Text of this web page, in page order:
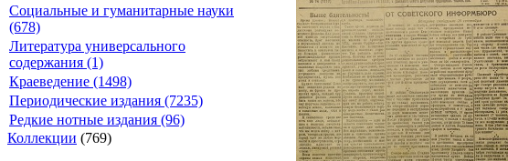
Социальные и гуманитарные науки
(678)
Литература универсального
содержания (1)
Краеведение (1498)
Периодические издания (7235)
Редкие нотные издания (96)
Коллекции (769)